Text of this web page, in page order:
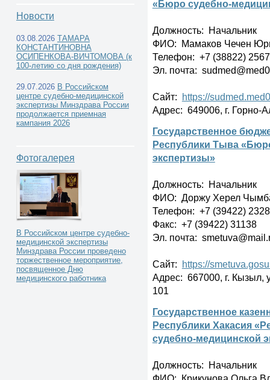
Государственные судебно-
медицинские экспертные учреждения -
Новости
03.08.2026 ТАМАРА
КОНСТАНТИНОВНА
ОСИПЕНКОВА-ВИЧТОМОВА (к
100-летию со дня рождения)
29.07.2026 В Российском
центре судебно-медицинской
экспертизы Минздрава России
продолжается приемная
кампания 2026
Фотогалерея
В Российском центре судебно-
медицинской экспертизы
Минздрава России проведено
торжественное мероприятие,
посвященное Дню
медицинского работника
«Бюро судебно-
Должность: Начальник
ФИО: Мамаков Чечен
Телефон: +7 (38822)
Эл. почта:
Сайт: https://
Адрес: 649006, г. Горно-
Государственное
Республики Тыва
экспертизы»
Должность: Начальник
ФИО: Доржу Херел
Телефон: +7 (39422)
Факс: +7 (39422) 31138
Эл. почта:
Сайт: https://
Адрес: 667000, г. Кызыл,
101
Государственное
Республики Хакасия
судебно-медицинской
Должность: Начальник